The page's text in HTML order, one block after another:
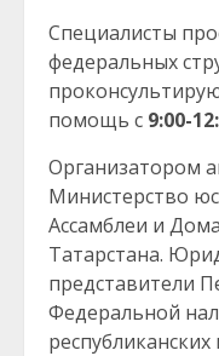
Специалисты
федеральных
помощь с 9:00-
Организатором
Министерство
Ассамблеи и
Татарстана.
представители
Федеральной